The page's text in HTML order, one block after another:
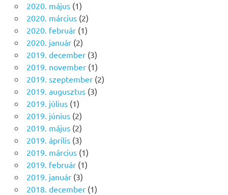
2020. május(1)
2020. március(2)
2020. február(1)
2020. január(2)
2019. december(3)
2019. november(1)
2019. szeptember(2)
2019. augusztus(3)
2019. július(1)
2019. június(2)
2019. május(2)
2019. április(3)
2019. március(1)
2019. február(1)
2019. január(3)
2018. december(1)